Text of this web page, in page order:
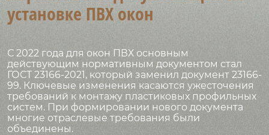
установке ПВХ окон
С 2022 года для окон ПВХ основным
действующим нормативным документом стал
ГОСТ 23166-2021, который заменил документ 23166-
99. Ключевые изменения касаются ужесточения
требований к монтажу пластиковых профильных
систем. При формировании нового документа
многие отраслевые требования были
объединены.